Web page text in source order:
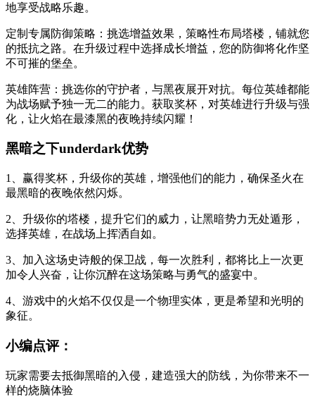
地享受战略乐趣。
定制专属防御策略：挑选增益效果，策略性布局塔楼，铺就您
的抵抗之路。在升级过程中选择成长增益，您的防御将化作坚
不可摧的堡垒。
英雄阵营：挑选你的守护者，与黑夜展开对抗。每位英雄都能
为战场赋予独一无二的能力。获取奖杯，对英雄进行升级与强
化，让火焰在最漆黑的夜晚持续闪耀！
黑暗之下underdark优势
1、赢得奖杯，升级你的英雄，增强他们的能力，确保圣火在
最黑暗的夜晚依然闪烁。
2、升级你的塔楼，提升它们的威力，让黑暗势力无处遁形，
选择英雄，在战场上挥洒自如。
3、加入这场史诗般的保卫战，每一次胜利，都将比上一次更
加令人兴奋，让你沉醉在这场策略与勇气的盛宴中。
4、游戏中的火焰不仅仅是一个物理实体，更是希望和光明的
象征。
小编点评：
玩家需要去抵御黑暗的入侵，建造强大的防线，为你带来不一
样的烧脑体验